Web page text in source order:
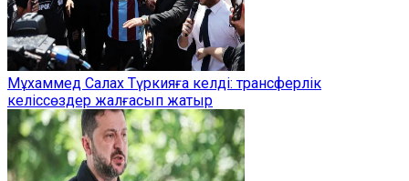
Мұхаммед Салах Түркияға келді: трансферлік
келіссөздер жалғасып жатыр